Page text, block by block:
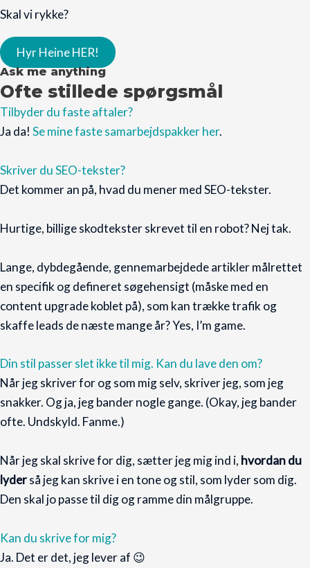
Skal vi rykke?
Hyr Heine HER!
Ask me anything
Ofte stillede spørgsmål
Tilbyder du faste aftaler?
Ja da! Se mine faste samarbejdspakker her.
Skriver du SEO-tekster?
Det kommer an på, hvad du mener med SEO-tekster.
Hurtige, billige skodtekster skrevet til en robot? Nej tak.
Lange, dybdegående, gennemarbejdede artikler målrettet
en specifik og defineret søgehensigt (måske med en
content upgrade koblet på), som kan trække trafik og
skaffe leads de næste mange år? Yes, I’m game.
Din stil passer slet ikke til mig. Kan du lave den om?
Når jeg skriver for og som mig selv, skriver jeg, som jeg
snakker. Og ja, jeg bander nogle gange. (Okay, jeg bander
ofte. Undskyld. Fanme.)
Når jeg skal skrive for dig, sætter jeg mig ind i, hvordan du
lyderså jeg kan skrive i en tone og stil, som lyder som dig.
Den skal jo passe til dig og ramme din målgruppe.
Kan du skrive for mig?
Ja. Det er det, jeg lever af 😉